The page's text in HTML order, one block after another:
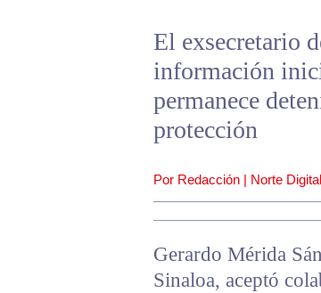
El exsecretario
información
permanece
protección
Por Redacción | Norte
Gerardo Mérida
Sinaloa, aceptó